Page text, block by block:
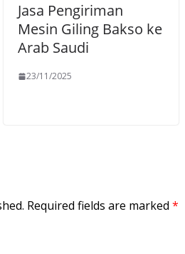
Jasa Pengiriman
Mesin Giling Bakso ke
Arab Saudi
23/11/2025
Required fields are marked *